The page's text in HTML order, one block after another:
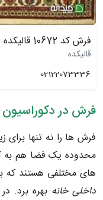
فرش کد 10672 قالیکده
قالیکده
02122073336
فرش در
فرش ها را نه تنها برای
محدوده یک فضا هم به
های مختلفی هستند که
داخلی خانه بهره برد.